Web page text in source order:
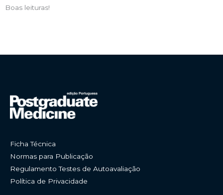
Boas leituras!
Ficha Técnica
Normas para Publicação
Regulamento Testes de Autoavaliação
Política de Privacidade